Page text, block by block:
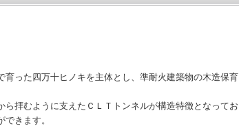
った四万十ヒノキを主体とし、準耐火建築物の木造保育
拝むように支えたＣＬＴトンネルが構造特徴となってお
きます。